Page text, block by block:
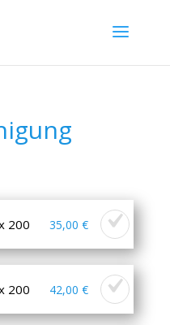
200 35,00 €
200 42,00 €